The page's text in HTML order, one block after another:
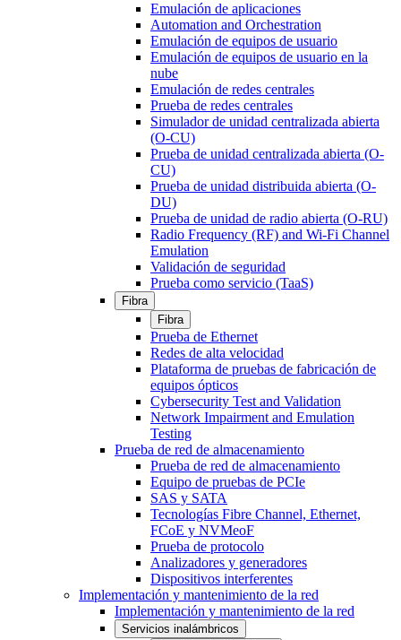
Emulación de aplicaciones
Automation and Orchestration
Emulación de equipos de usuario
Emulación de equipos de usuario en la
nube
Emulación de redes centrales
Prueba de redes centrales
Simulador de unidad centralizada abierta
(O-CU)
Prueba de unidad centralizada abierta (O-
CU)
Prueba de unidad distribuida abierta (O-
DU)
Prueba de unidad de radio abierta (O-RU)
Radio Frequency (RF) and Wi-Fi Channel
Emulation
Validación de seguridad
Prueba como servicio (TaaS)
Fibra
Fibra
Prueba de Ethernet
Redes de alta velocidad
Plataforma de pruebas de fabricación de
equipos ópticos
Cybersecurity Test and Validation
Network Impairment and Emulation
Testing
Prueba de red de almacenamiento
Prueba de red de almacenamiento
Equipo de pruebas de PCIe
SAS y SATA
Tecnologías Fibre Channel, Ethernet,
FCoE y NVMeoF
Prueba de protocolo
Analizadores y generadores
Dispositivos interferentes
Implementación y mantenimiento de la red
Implementación y mantenimiento de la red
Servicios inalámbricos